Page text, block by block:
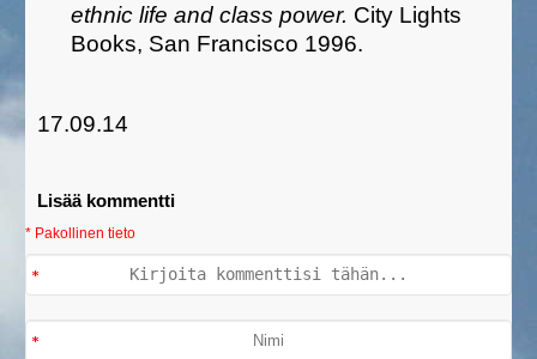
ethnic life and class power. City Lights
Books, San Francisco 1996.
17.09.14
Lisää kommentti
* Pakollinen tieto